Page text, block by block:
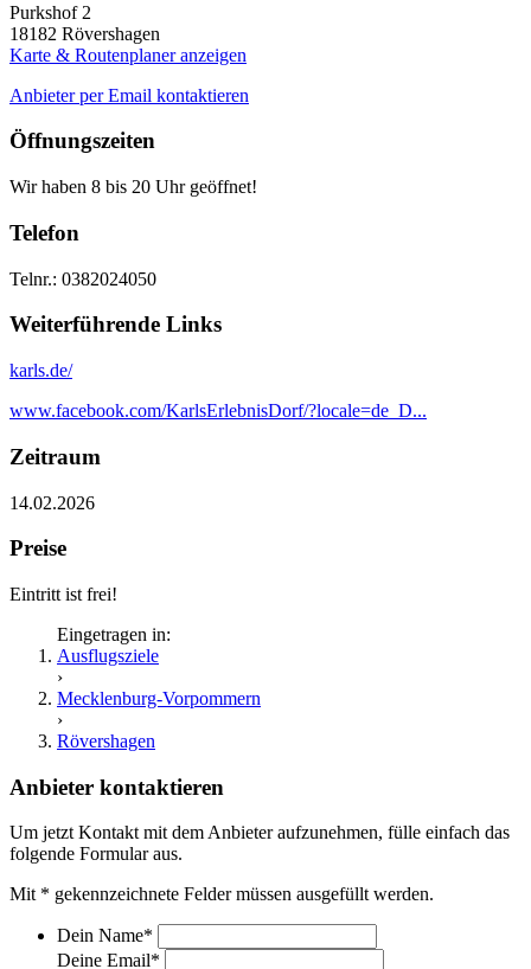
Purkshof 2
18182 Rövershagen
Karte & Routenplaner anzeigen
Anbieter per Email kontaktieren
Öffnungszeiten
Wir haben 8 bis 20 Uhr geöffnet!
Telefon
Telnr.: 0382024050
Weiterführende Links
karls.de/
www.facebook.com/KarlsErlebnisDorf/?locale=de_D...
Zeitraum
14.02.2026
Preise
Eintritt ist frei!
Eingetragen in:
Ausflugsziele
›
Mecklenburg-Vorpommern
›
Rövershagen
Anbieter kontaktieren
Um jetzt Kontakt mit dem Anbieter aufzunehmen, fülle einfach das
folgende Formular aus.
Mit * gekennzeichnete Felder müssen ausgefüllt werden.
Dein Name*
Deine Email*